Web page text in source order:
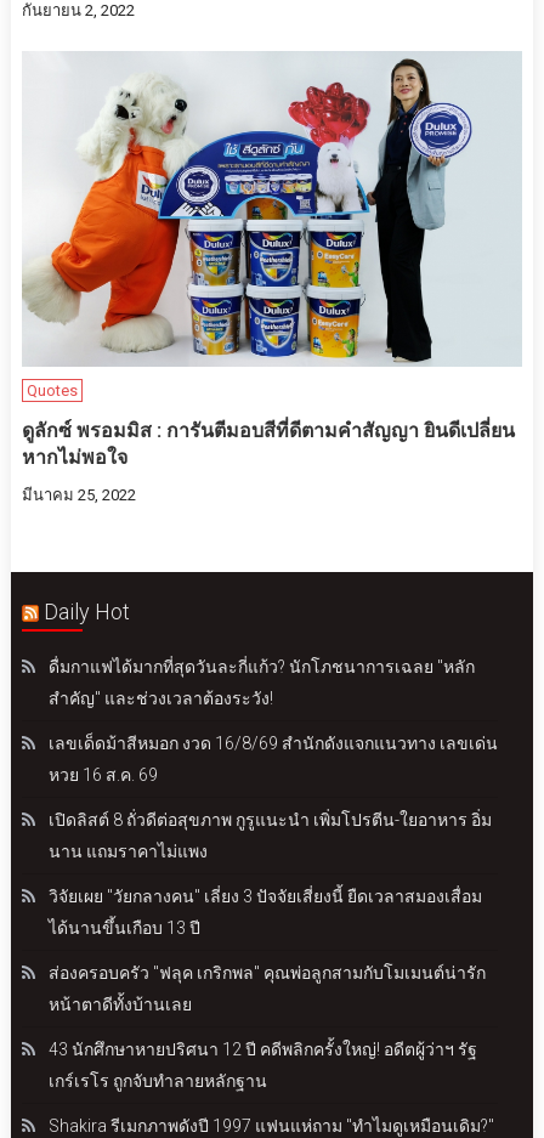
กันยายน 2, 2022
Quotes
ดูลักซ์ พรอมมิส : การันตีมอบสีที่ดีตามคำสัญญา ยินดีเปลี่ยน
หากไม่พอใจ
มีนาคม 25, 2022
Daily Hot
ดื่มกาแฟได้มากที่สุดวันละกี่แก้ว? นักโภชนาการเฉลย "หลัก
สำคัญ" และช่วงเวลาต้องระวัง!
เลขเด็ดม้าสีหมอก งวด 16/8/69 สำนักดังแจกแนวทาง เลขเด่น
หวย 16 ส.ค. 69
เปิดลิสต์ 8 ถั่วดีต่อสุขภาพ กูรูแนะนำ เพิ่มโปรตีน-ใยอาหาร อิ่ม
นาน แถมราคาไม่แพง
วิจัยเผย "วัยกลางคน" เลี่ยง 3 ปัจจัยเสี่ยงนี้ ยืดเวลาสมองเสื่อม
ได้นานขึ้นเกือบ 13 ปี
ส่องครอบครัว "ฟลุค เกริกพล" คุณพ่อลูกสามกับโมเมนต์น่ารัก
หน้าตาดีทั้งบ้านเลย
43 นักศึกษาหายปริศนา 12 ปี คดีพลิกครั้งใหญ่! อดีตผู้ว่าฯ รัฐ
เกร์เรโร ถูกจับทำลายหลักฐาน
Shakira รีเมกภาพดังปี 1997 แฟนแห่ถาม "ทำไมดูเหมือนเดิม?"